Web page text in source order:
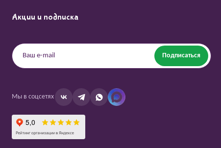
Акции и подписка
Подписаться
Мы в соцсетях